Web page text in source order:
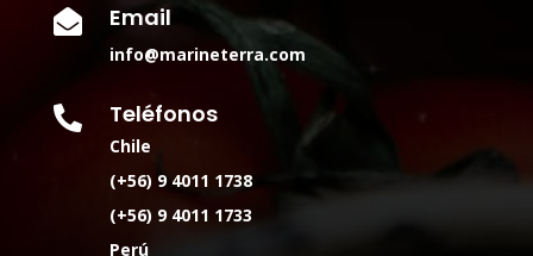
 Email
info@marineterra.com
 Teléfonos
Chile
(+56) 9 4011 1738
(+56) 9 4011 1733
Perú